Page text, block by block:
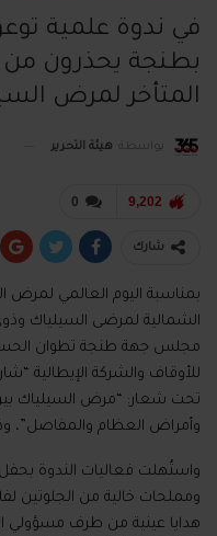
في ندوة علمية
بطنجة يحذرون
المتأخر لمرض
بواسطة هيئة التحرير
0 9,202
شارك
بمناسبة اليوم العالمي لمرض
الشمالية لمرضى السيلياك
مجلس جهة طنجة تطوان
تحت شعار: “مرض السيلياك
وأمراض العظام والمفاصل”،
واستُهلت فعاليات الندوة
ومملحات خالية من الجلوتين
هدايا عينية من طرف مسؤولي